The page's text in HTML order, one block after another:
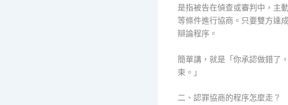
是指被告在偵查或審判中，主
等條件進行協商。只要雙方達
辯論程序。
簡單講，就是「你承認做錯了
束。」
二、認罪協商的程序怎麼走？